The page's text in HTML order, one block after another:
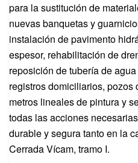
para la sustitución de
nuevas banquetas y
instalación de pavimento
espesor, rehabilitación de
reposición de tubería de
registros domiciliarios, pozos
metros lineales de pintura y
todas las acciones
durable y segura tanto en la
Cerrada Vícam, tramo I.